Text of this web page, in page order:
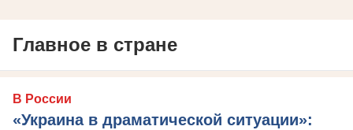
Главное в стране
В России
«Украина в драматической ситуации»: